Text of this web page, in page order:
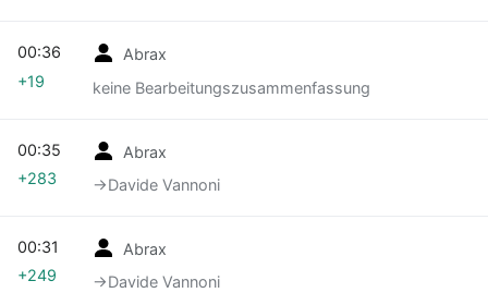
Abrax
keine Bearbeitungszusammenfassung
00:36
+19
Abrax
→‎Davide Vannoni
00:35
+283
Abrax
→‎Davide Vannoni
00:31
+249